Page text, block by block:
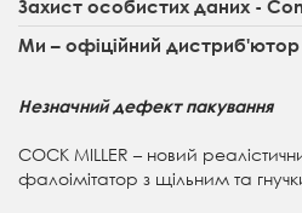
Захист особистих даних -
Ми – офіційний
Незначний дефект пакування
COCK MILLER – новий
фалоімітатор з щільним та